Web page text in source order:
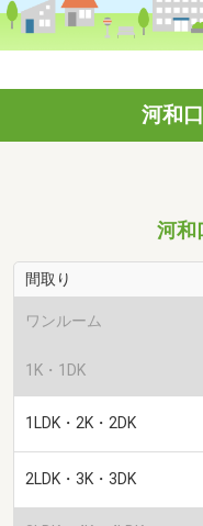
河和
河和
間取り
ワンルーム
1K・1DK
1LDK・2K・2DK
2LDK・3K・3DK